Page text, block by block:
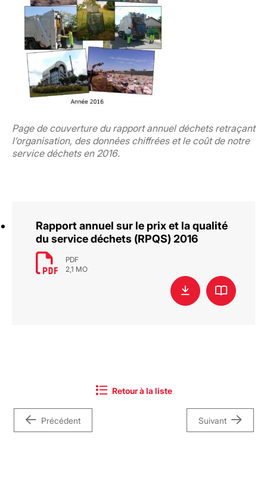
Page de couverture du rapport annuel déchets retraçant
l’organisation, des données chiffrées et le coût de notre
service déchets en 2016.
Rapport annuel sur le prix et la qualité
du service déchets (RPQS) 2016
PDF
2,1 MO
Précédent
Retour à la liste
Suivant